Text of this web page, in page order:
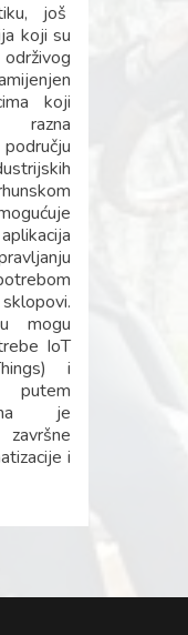
još
koji su
koji
razna
mogu
IoT
i
putem
je
završne
i